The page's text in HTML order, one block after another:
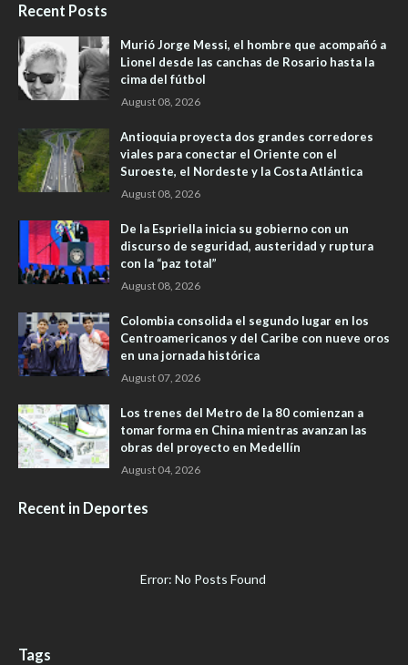
Recent Posts
Murió Jorge Messi, el hombre que acompañó a
Lionel desde las canchas de Rosario hasta la
cima del fútbol
August 08, 2026
Antioquia proyecta dos grandes corredores
viales para conectar el Oriente con el
Suroeste, el Nordeste y la Costa Atlántica
August 08, 2026
De la Espriella inicia su gobierno con un
discurso de seguridad, austeridad y ruptura
con la “paz total”
August 08, 2026
Colombia consolida el segundo lugar en los
Centroamericanos y del Caribe con nueve oros
en una jornada histórica
August 07, 2026
Los trenes del Metro de la 80 comienzan a
tomar forma en China mientras avanzan las
obras del proyecto en Medellín
August 04, 2026
Recent in Deportes
Error: No Posts Found
Tags